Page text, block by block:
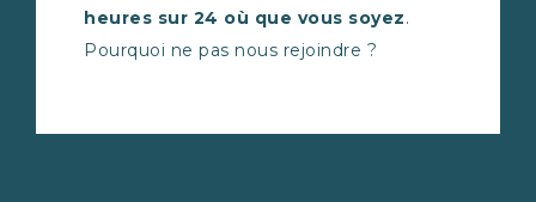
heures sur 24 où que vous soyez.
Pourquoi ne pas nous rejoindre ?